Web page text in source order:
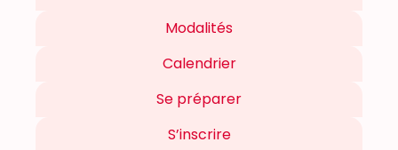
Modalités
Calendrier
Se préparer
S’inscrire